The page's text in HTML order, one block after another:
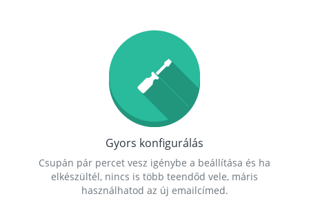
Gyors konfigurálás
Csupán pár percet vesz igénybe a beállítása és ha
elkészültél, nincs is több teendőd vele, máris
használhatod az új emailcímed.